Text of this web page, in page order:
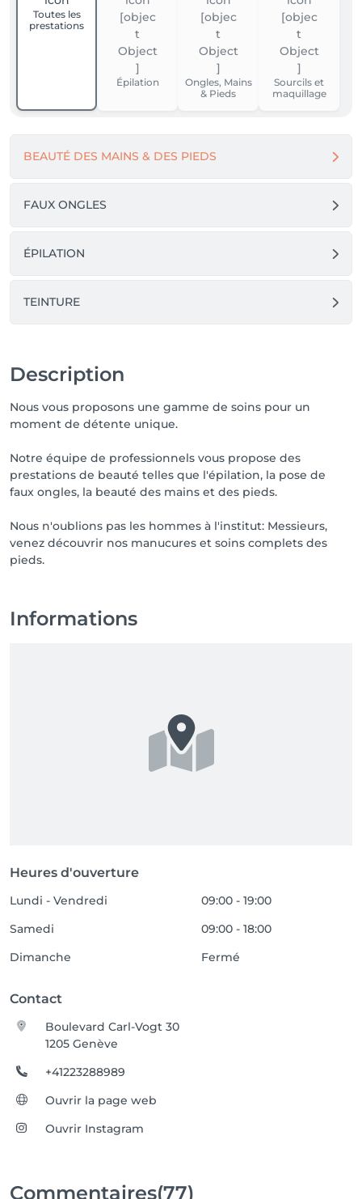
Toutes les
prestations
Épilation
Ongles, Mains
& Pieds
Sourcils et
maquillage
BEAUTÉ DES MAINS & DES PIEDS
FAUX ONGLES
ÉPILATION
TEINTURE
Description
Nous vous proposons une gamme de soins pour un
moment de détente unique.
Notre équipe de professionnels vous propose des
prestations de beauté telles que l'épilation, la pose de
faux ongles, la beauté des mains et des pieds.
Nous n'oublions pas les hommes à l'institut: Messieurs,
venez découvrir nos manucures et soins complets des
pieds.
Informations
Heures d'ouverture
Lundi - Vendredi
09:00 - 19:00
Samedi
09:00 - 18:00
Dimanche
Fermé
Contact
Boulevard Carl-Vogt 30
1205 Genève
+41223288989
Ouvrir la page web
Ouvrir Instagram
Commentaires(77)